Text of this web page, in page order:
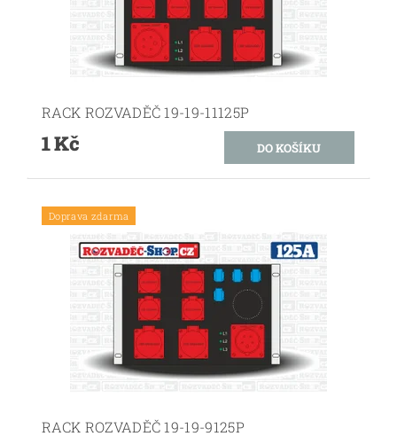
RACK ROZVADĚČ 19-19-11125P
1 Kč
Doprava zdarma
RACK ROZVADĚČ 19-19-9125P